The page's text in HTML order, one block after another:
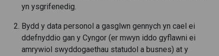
yn ysgrifenedig.
Bydd y data personol a gasglwn gennych yn cael ei
ddefnyddio gan y Cyngor (er mwyn iddo gyflawni ei
amrywiol swyddogaethau statudol a busnes) at y